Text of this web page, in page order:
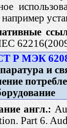
Р МЭК
и
англ.:
Part 6.